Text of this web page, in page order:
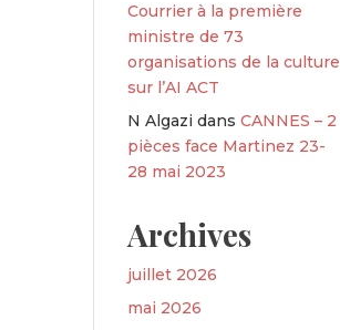
Courrier à la première
ministre de 73
organisations de la culture
sur l’AI ACT
N Algazi dansCANNES – 2
pièces face Martinez 23-
28 mai 2023
Archives
juillet 2026
mai 2026